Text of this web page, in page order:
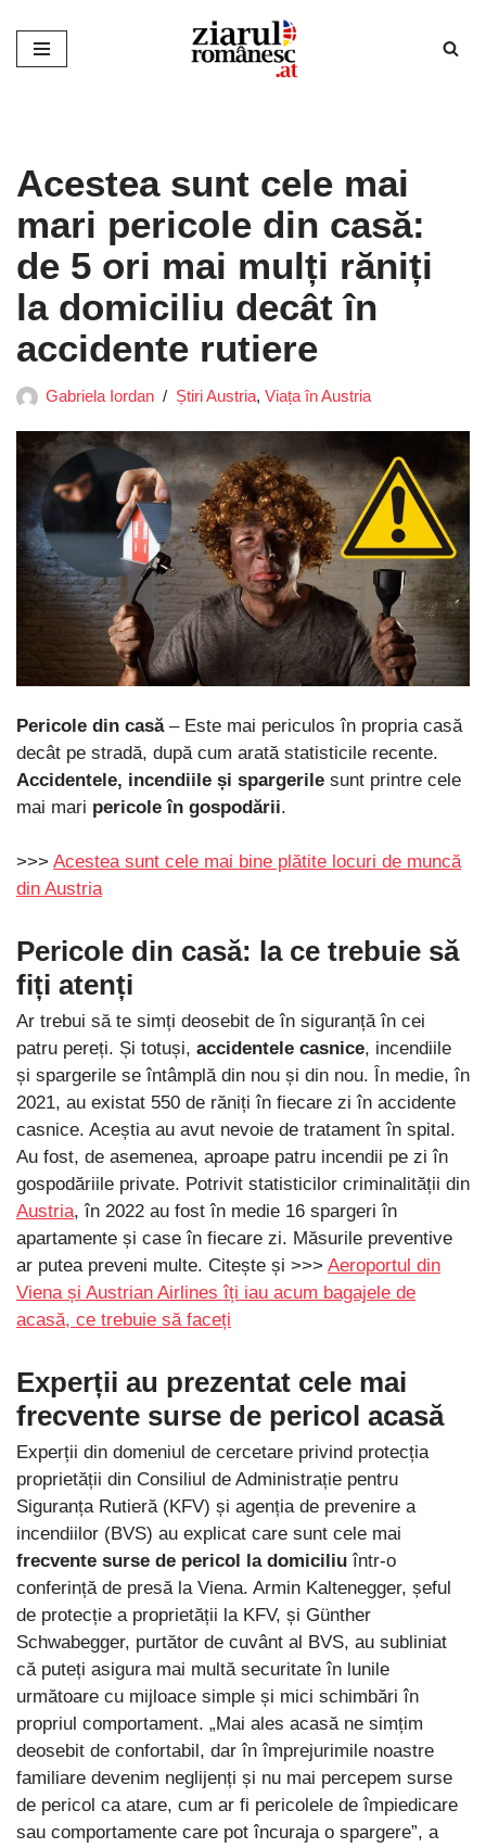
Sari
Acestea sunt cele mai
mari pericole din casă:
de 5 ori mai mulți răniți
la domiciliu decât în ​​
accidente rutiere
Gabriela Iordan Știri Austria, Viața în Austria
Pericole din casă– Este mai periculos în propria casă
decât pe stradă, după cum arată statisticile recente.
Accidentele, incendiile și spargerile sunt printre cele
mai mari pericole în gospodării.
>>> Acestea sunt cele mai bine plătite locuri de muncă
din Austria
Pericole din casă: la ce trebuie să
fiți atenți
Ar trebui să te simți deosebit de în siguranță în cei
patru pereți. Și totuși, accidentele casnice, incendiile
și spargerile se întâmplă din nou și din nou. În medie, în
2021, au existat 550 de răniți în fiecare zi în accidente
casnice. Aceștia au avut nevoie de tratament în spital.
Au fost, de asemenea, aproape patru incendii pe zi în
gospodăriile private. Potrivit statisticilor criminalității din
Austria, în 2022 au fost în medie 16 spargeri în
apartamente și case în fiecare zi. Măsurile preventive
ar putea preveni multe. Citește și >>> Aeroportul din
Viena și Austrian Airlines îți iau acum bagajele de
acasă, ce trebuie să faceți
Experții au prezentat cele mai
frecvente surse de pericol acasă
Experții din domeniul de cercetare privind protecția
proprietății din Consiliul de Administrație pentru
Siguranța Rutieră (KFV) și agenția de prevenire a
incendiilor (BVS) au explicat care sunt cele mai
frecvente surse de pericol la domiciliu într-o
conferință de presă la Viena. Armin Kaltenegger, șeful
de protecție a proprietății la KFV, și Günther
Schwabegger, purtător de cuvânt al BVS, au subliniat
că puteți asigura mai multă securitate în lunile
următoare cu mijloace simple și mici schimbări în
propriul comportament. „Mai ales acasă ne simțim
deosebit de confortabil, dar în împrejurimile noastre
familiare devenim neglijenți și nu mai percepem surse
de pericol ca atare, cum ar fi pericolele de împiedicare
sau comportamente care pot încuraja o spargere”, a